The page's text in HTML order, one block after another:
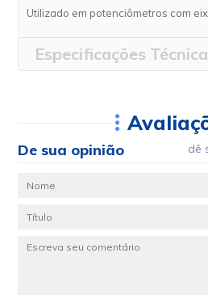
Utilizado em potenciômetros com
Especificações
De sua opinião dê